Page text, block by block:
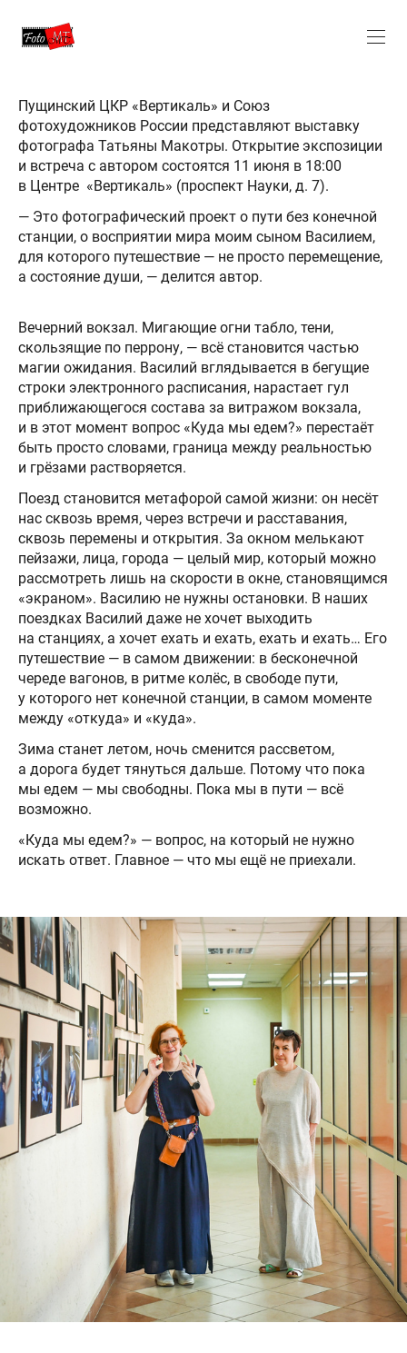
Пущинский ЦКР «Вертикаль» и Союз
фотохудожников России представляют выставку
фотографа Татьяны Макотры. Открытие экспозиции
и встреча с автором состоятся 11 июня в 18:00
в Центре «Вертикаль» (проспект Науки, д. 7).
— Это фотографический проект о пути без конечной
станции, о восприятии мира моим сыном Василием,
для которого путешествие — не просто перемещение,
а состояние души, — делится автор.
Вечерний вокзал. Мигающие огни табло, тени,
скользящие по перрону, — всё становится частью
магии ожидания. Василий вглядывается в бегущие
строки электронного расписания, нарастает гул
приближающегося состава за витражом вокзала,
и в этот момент вопрос «Куда мы едем?» перестаёт
быть просто словами, граница между реальностью
и грёзами растворяется.
Поезд становится метафорой самой жизни: он несёт
нас сквозь время, через встречи и расставания,
сквозь перемены и открытия. За окном мелькают
пейзажи, лица, города — целый мир, который можно
рассмотреть лишь на скорости в окне, становящимся
«экраном». Василию не нужны остановки. В наших
поездках Василий даже не хочет выходить
на станциях, а хочет ехать и ехать, ехать и ехать… Его
путешествие — в самом движении: в бесконечной
череде вагонов, в ритме колёс, в свободе пути,
у которого нет конечной станции, в самом моменте
между «откуда» и «куда».
Зима станет летом, ночь сменится рассветом,
а дорога будет тянуться дальше. Потому что пока
мы едем — мы свободны. Пока мы в пути — всё
возможно.
«Куда мы едем?» — вопрос, на который не нужно
искать ответ. Главное — что мы ещё не приехали.